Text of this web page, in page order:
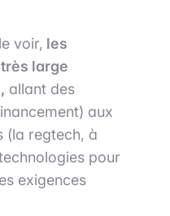
voir, les
large
allant des
aux
(la regtech, à
pour
exigences